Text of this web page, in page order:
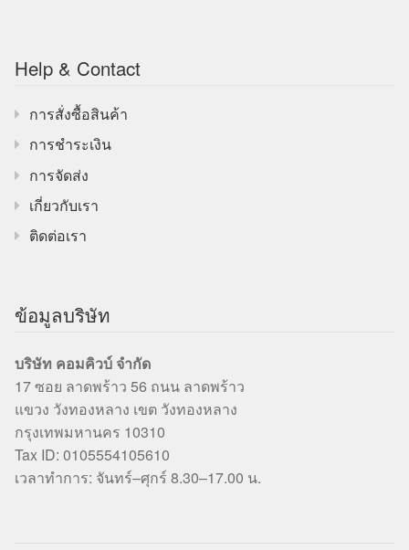
Help & Contact
การสั่งซื้อสินค้า
การชำระเงิน
การจัดส่ง
เกี่ยวกับเรา
ติดต่อเรา
ข้อมูลบริษัท
บริษัท คอมคิวบ์ จำกัด
17 ซอย ลาดพร้าว 56 ถนน ลาดพร้าว
แขวง วังทองหลาง เขต วังทองหลาง
กรุงเทพมหานคร 10310
Tax ID: 0105554105610
เวลาทำการ: จันทร์–ศุกร์ 8.30–17.00 น.